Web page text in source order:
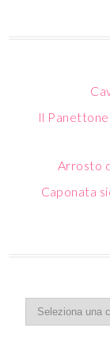
Il
Arrosto
Caponata